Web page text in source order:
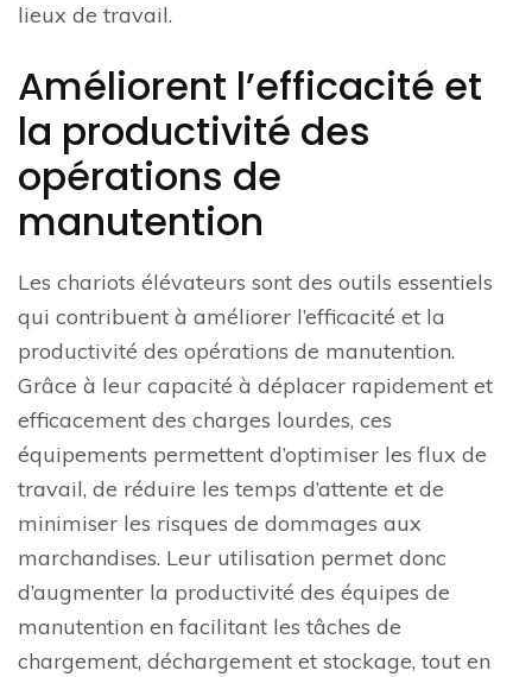
lieux de travail.
Améliorent l’efficacité et
la productivité des
opérations de
manutention
Les chariots élévateurs sont des outils essentiels
qui contribuent à améliorer l’efficacité et la
productivité des opérations de manutention.
Grâce à leur capacité à déplacer rapidement et
efficacement des charges lourdes, ces
équipements permettent d’optimiser les flux de
travail, de réduire les temps d’attente et de
minimiser les risques de dommages aux
marchandises. Leur utilisation permet donc
d’augmenter la productivité des équipes de
manutention en facilitant les tâches de
chargement, déchargement et stockage, tout en